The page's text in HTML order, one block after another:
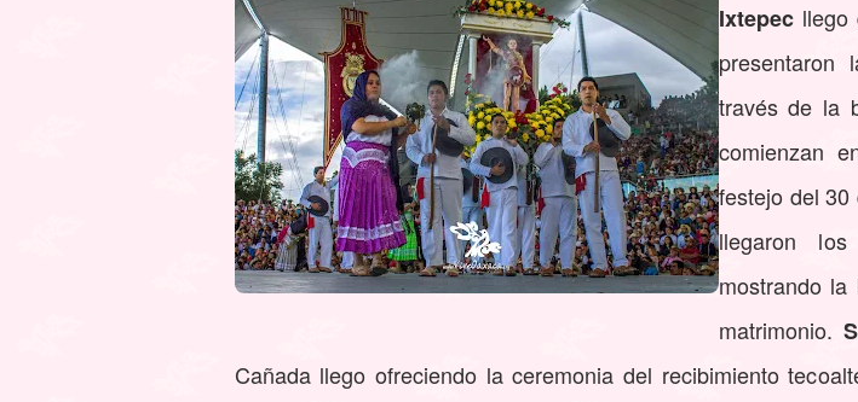
Ixtepecllego
través de la
comienzan
festejo del
llegaron
mostrando
matrimonio.
Cañada llego ofreciendo la ceremonia del recibimiento